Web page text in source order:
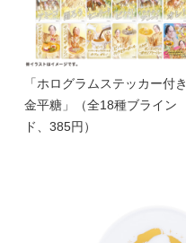
「ホログラムステッカー付き
金平糖」（全18種ブライン
ド、385円）